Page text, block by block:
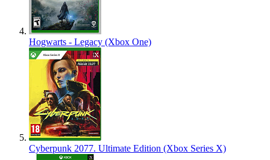
Hogwarts - Legacy (Xbox One)
Cyberpunk 2077. Ultimate Edition (Xbox Series X)